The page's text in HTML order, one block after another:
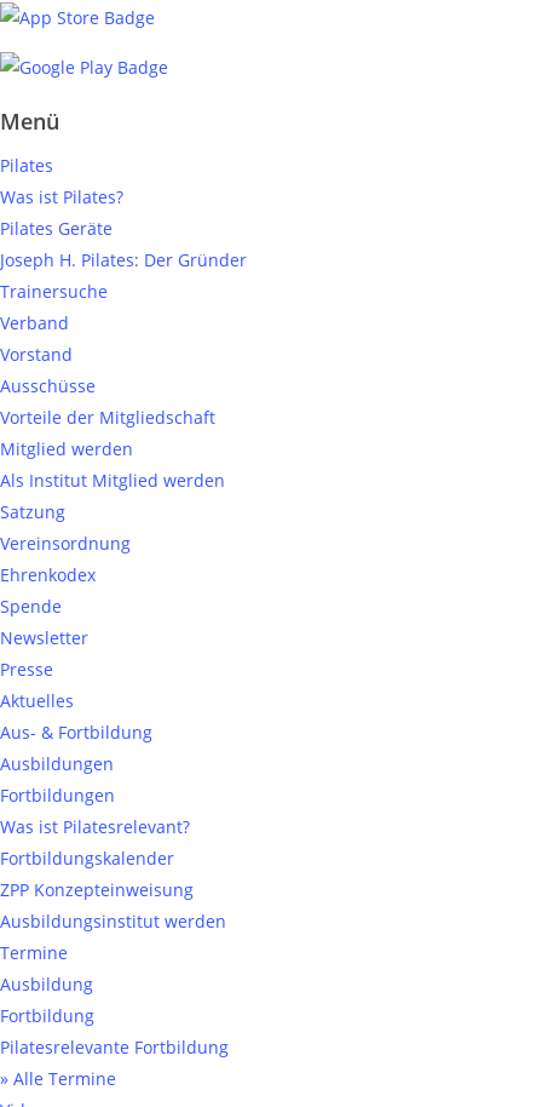
Menü
Pilates
Was ist Pilates?
Pilates Geräte
Joseph H. Pilates: Der Gründer
Trainersuche
Verband
Vorstand
Ausschüsse
Vorteile der Mitgliedschaft
Mitglied werden
Als Institut Mitglied werden
Satzung
Vereinsordnung
Ehrenkodex
Spende
Newsletter
Presse
Aktuelles
Aus- & Fortbildung
Ausbildungen
Fortbildungen
Was ist Pilatesrelevant?
Fortbildungskalender
ZPP Konzepteinweisung
Ausbildungsinstitut werden
Termine
Ausbildung
Fortbildung
Pilatesrelevante Fortbildung
» Alle Termine